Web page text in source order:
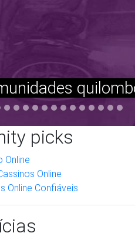
cidades/quilombolas-
tradicionais e
gerais/2020/08/26/
08/2020
criticam resposta
de Notícias
08/2020